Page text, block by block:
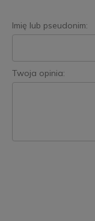
Imię lub pseudonim:
Twoja opinia: